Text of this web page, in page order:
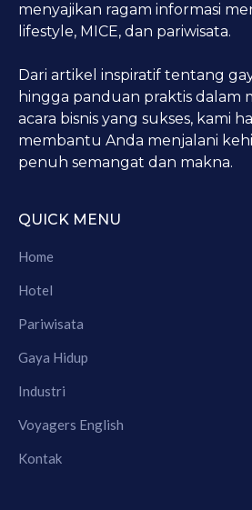
menyajikan ragam informasi
lifestyle, MICE, dan pariwisata.
Dari artikel inspiratif tentang
hingga panduan praktis dalam
acara bisnis yang sukses, kami
membantu Anda menjalani
penuh semangat dan makna.
QUICK MENU
Home
Hotel
Pariwisata
Gaya Hidup
Industri
Voyagers English
Kontak